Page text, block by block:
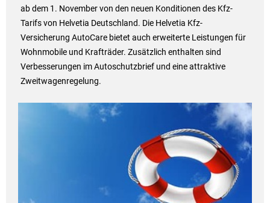
ab dem 1. November von den neuen Konditionen des Kfz-
Tarifs von Helvetia Deutschland. Die Helvetia Kfz-
Versicherung AutoCare bietet auch erweiterte Leistungen für
Wohnmobile und Krafträder. Zusätzlich enthalten sind
Verbesserungen im Autoschutzbrief und eine attraktive
Zweitwagenregelung.